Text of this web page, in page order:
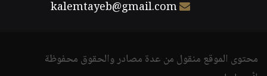
kalemtayeb@gmail.com
محتوى الموقع منقول من عدة مصادر والحقوق محفوظة